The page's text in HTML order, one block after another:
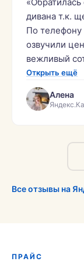
дивана т.к.
По телефону
озвучили
вежливый
примерно 1,5
запах
Открыть ещё
Алена
Все отзывы на
ПРАЙС